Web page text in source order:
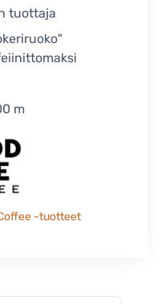
tuottaja
m
-tuotteet